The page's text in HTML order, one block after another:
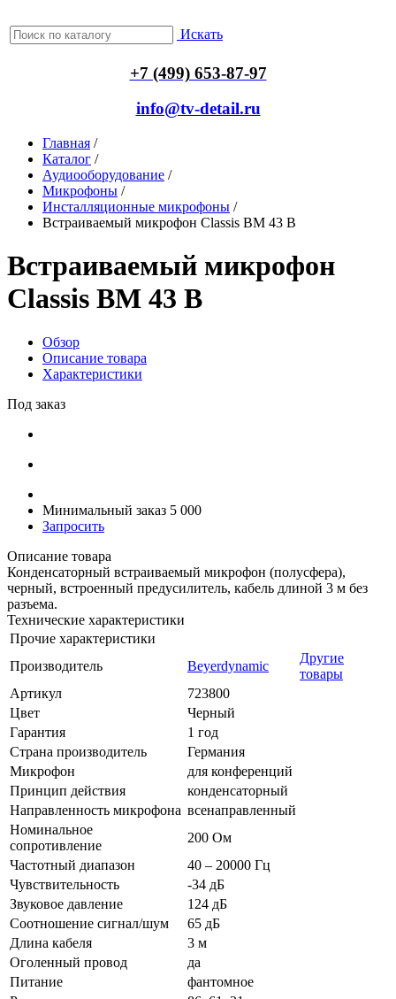
Искать
+7 (499) 653-87-97
info@tv-detail.ru
Главная /
Каталог /
Аудиооборудование /
Микрофоны /
Инсталляционные микрофоны /
Встраиваемый микрофон Classis BM 43 B
Встраиваемый микрофон
Classis BM 43 B
Обзор
Описание товара
Характеристики
Под заказ
Минимальный заказ 5 000
Запросить
Описание товара
Конденсаторный встраиваемый микрофон (полусфера),
черный, встроенный предусилитель, кабель длиной 3 м без
разъема.
Технические характеристики
Прочие характеристики
Производитель
Beyerdynamic
Другие
товары
Артикул
723800
Цвет
Черный
Гарантия
1 год
Страна производитель
Германия
Микрофон
для конференций
Принцип действия
конденсаторный
Направленность микрофона всенаправленный
Номинальное
сопротивление
200 Ом
Частотный диапазон
40 – 20000 Гц
Чувствительность
-34 дБ
Звуковое давление
124 дБ
Соотношение сигнал/шум
65 дБ
Длина кабеля
3 м
Оголенный провод
да
Питание
фантомное